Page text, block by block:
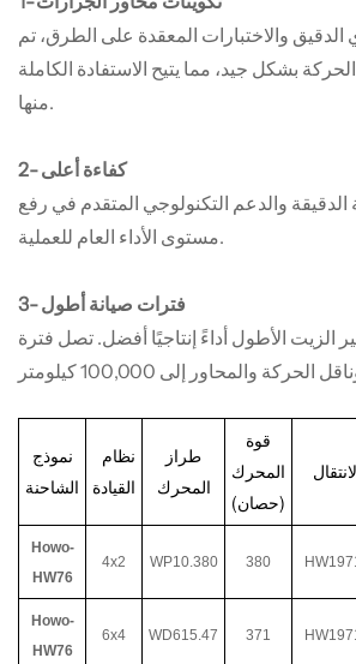
والاختبارات المعقدة على الطرق، تم
بشكل جيد، مما يتيح الاستفادة الكاملة
منها.
2- كفاءة أعلى
والدعم التكنولوجي المتقدم في رفع
مستوى الأداء العام للعملية.
3- فترات صيانة أطول
الزيت الأطول أداءً إنتاجيًا أفضل. تصل فترة
نموذج
الشاحنة
نظام
القيادة
طراز
المحرك
قوة
المحرك
(حصان)
Howo-
HW76
4x2 WP10.380 380
Howo-
HW76
6x4 WD615.47 371